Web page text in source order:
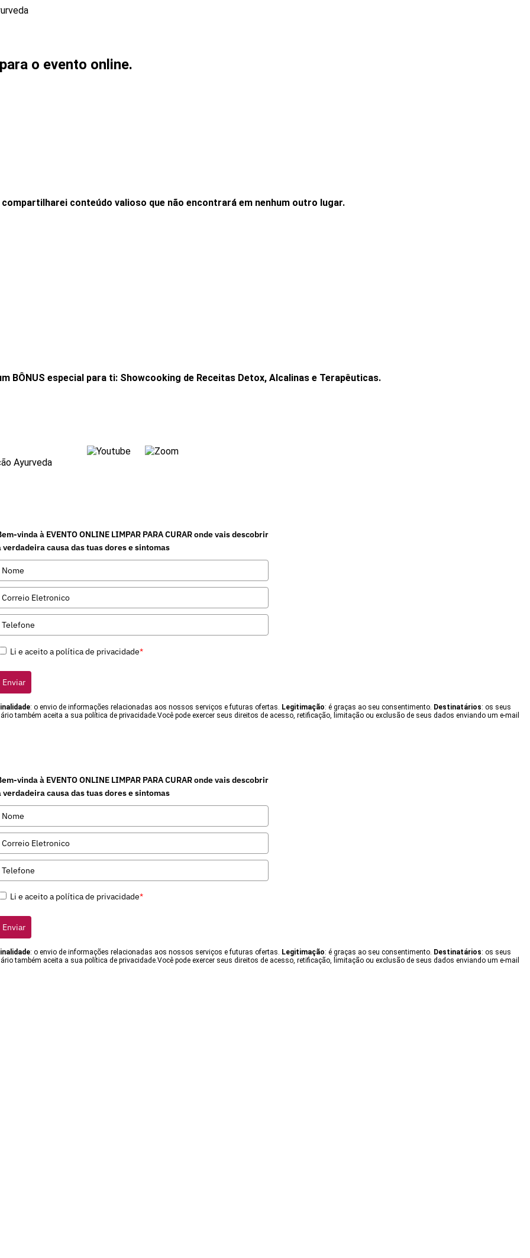
o evento online.
conteúdo valioso que não encontrará em nenhum outro lugar.
BÔNUS especial para ti: Showcooking de Receitas Detox, Alcalinas e Terapêuticas.
vinda à EVENTO ONLINE LIMPAR PARA CURAR onde vais descobrir
verdadeira causa das tuas dores e sintomas
Li e aceito a política de privacidade*
Enviar
: o envio de informações relacionadas aos nossos serviços e futuras ofertas. Legitimação: é graças ao seu consentimento. Destinatários: os seus
também aceita a sua política de privacidade.Você pode exercer seus direitos de acesso, retificação, limitação ou exclusão de seus dados enviando um e-mail
vinda à EVENTO ONLINE LIMPAR PARA CURAR onde vais descobrir
verdadeira causa das tuas dores e sintomas
Li e aceito a política de privacidade*
Enviar
: o envio de informações relacionadas aos nossos serviços e futuras ofertas. Legitimação: é graças ao seu consentimento. Destinatários: os seus
também aceita a sua política de privacidade.Você pode exercer seus direitos de acesso, retificação, limitação ou exclusão de seus dados enviando um e-mail